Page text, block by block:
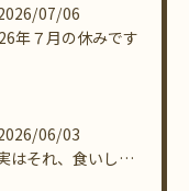
07/06
年７月の休みです
06/03
【実はそれ、食いしばりの原因です】